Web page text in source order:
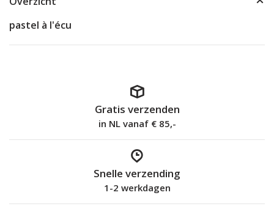
pastel à l'écu
Gratis verzenden
in NL vanaf € 85,-
Snelle verzending
1-2 werkdagen